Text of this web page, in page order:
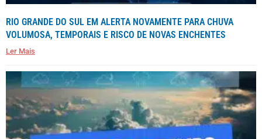
RIO GRANDE DO SUL EM ALERTA NOVAMENTE PARA CHUVA
VOLUMOSA, TEMPORAIS E RISCO DE NOVAS ENCHENTES
Ler Mais